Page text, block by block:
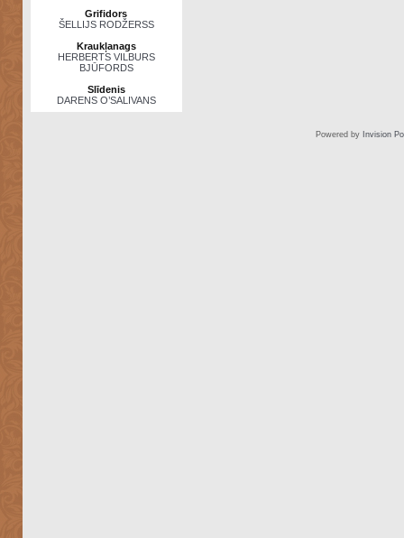
Grifidors
ŠELLIJS RODŽERSS
Kraukļanags
HERBERTS VILBURS
BJŪFORDS
Slīdenis
DARENS O’SALIVANS
Powered by Invision